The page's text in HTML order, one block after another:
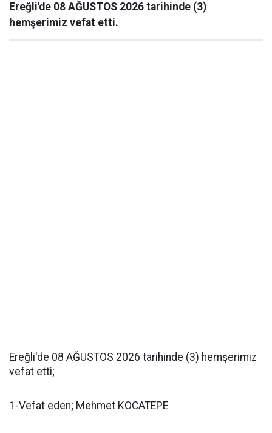
Ereğli'de 08 AĞUSTOS 2026 tarihinde (3)
hemşerimiz vefat etti.
Ereğli'de 08 AĞUSTOS 2026 tarihinde (3) hemşerimiz
vefat etti;
1-Vefat eden; Mehmet KOCATEPE